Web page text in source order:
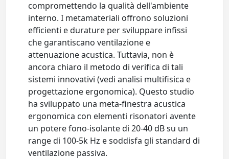
compromettendo la qualità dell'ambiente
interno. I metamateriali offrono soluzioni
efficienti e durature per sviluppare infissi
che garantiscano ventilazione e
attenuazione acustica. Tuttavia, non è
ancora chiaro il metodo di verifica di tali
sistemi innovativi (vedi analisi multifisica e
progettazione ergonomica). Questo studio
ha sviluppato una meta-finestra acustica
ergonomica con elementi risonatori avente
un potere fono-isolante di 20-40 dB su un
range di 100-5k Hz e soddisfa gli standard di
ventilazione passiva.